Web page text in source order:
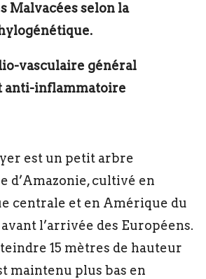
Malvacées selon la
vasculaire général
anti-inflammatoire
est un petit arbre
d’Amazonie, cultivé en
centrale et en Amérique du
l’arrivée des Européens.
15 mètres de hauteur
maintenu plus bas en